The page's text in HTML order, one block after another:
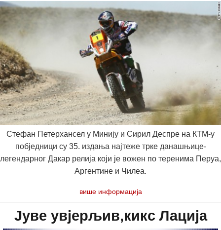
Стефан Петерхансел у Минију и Сирил Деспре на КТМ-у
побједници су 35. издања најтеже трке данашњице-
легендарног Дакар релија који је вожен по теренима Перуа,
Аргентине и Чилеа.
више информација
Јуве увјерљив,кикс Лација